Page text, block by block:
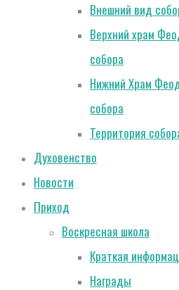
Внешний вид
Верхний храм
собора
Нижний Храм
собора
Территория
Духовенство
Новости
Приход
Воскресная школа
Краткая
Награды